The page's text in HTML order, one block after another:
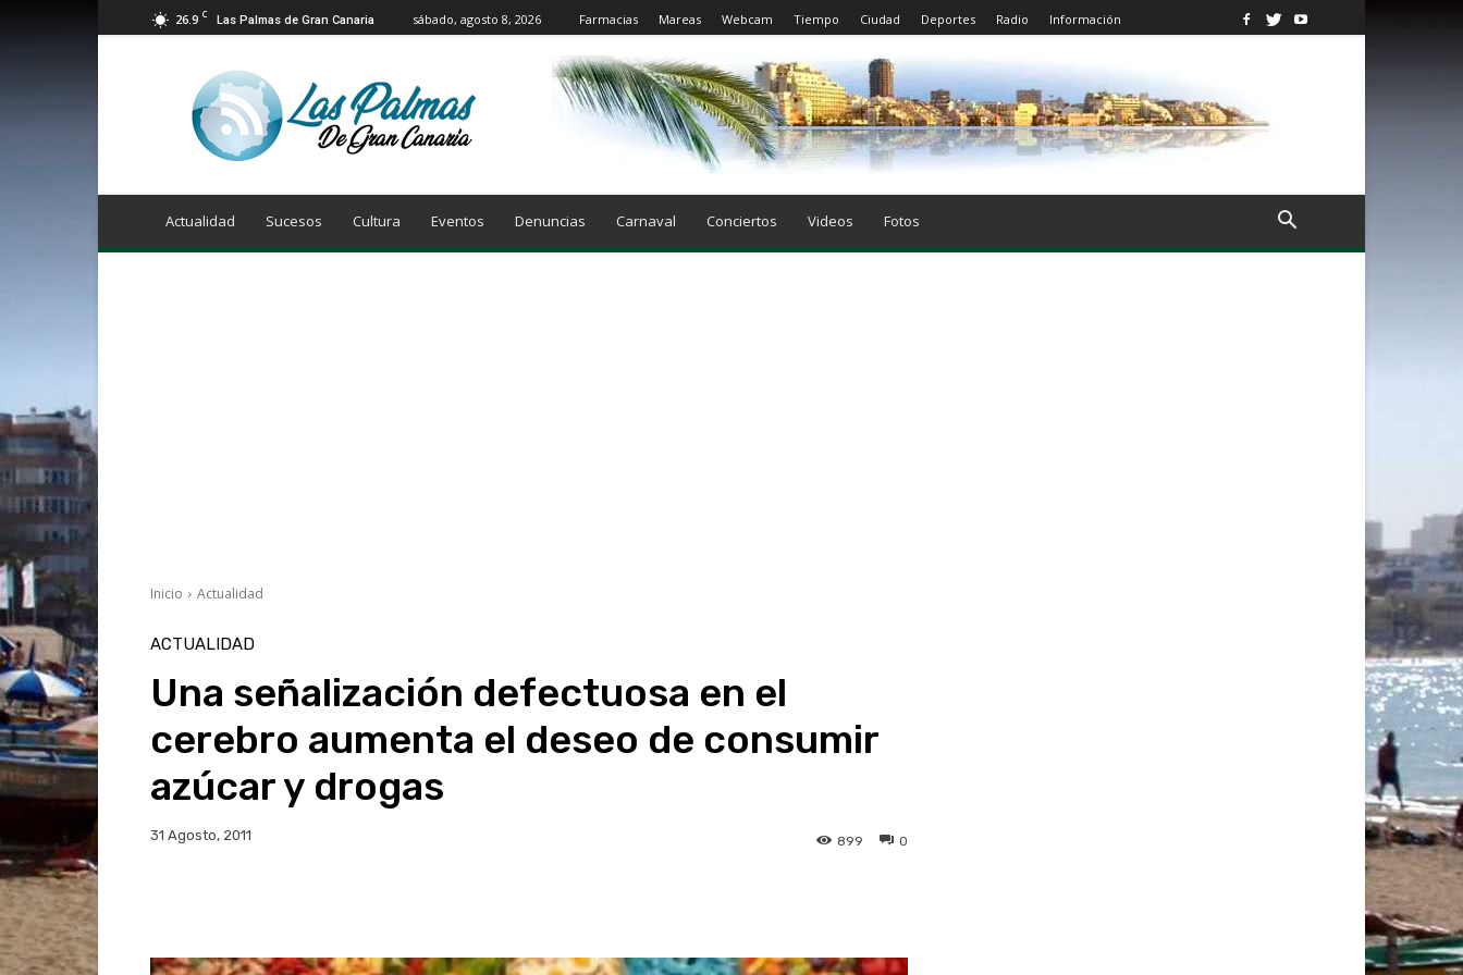
26.9 C Las Palmas de Gran Canaria sábado, agosto 8, 2026 Farmacias Mareas Webcam Tiempo Ciudad Deportes Radio Información
Las
Palmas
de
Canaria
Actualidad Sucesos Cultura Eventos Denuncias Carnaval Conciertos Videos Fotos
Inicio Actualidad
ACTUALIDAD
Una señalización defectuosa en el
cerebro aumenta el deseo de consumir
azúcar y drogas
31 Agosto, 2011 0
899